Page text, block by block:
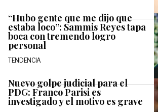
“Hubo gente que me dijo que
estaba loco”: Sammis Reyes tapa
boca con tremendo logro
personal
TENDENCIA
Nuevo golpe judicial para el
PDG: Franco Parisi es
investigado y el motivo es grave